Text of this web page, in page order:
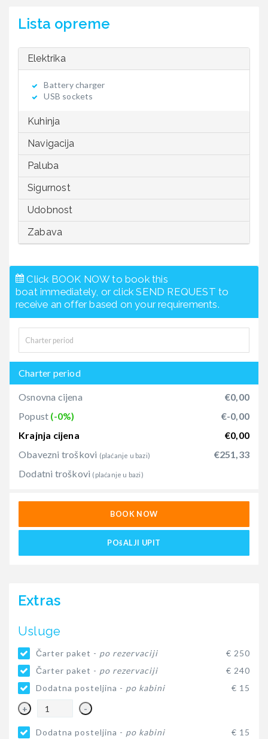
Lista opreme
Elektrika
Battery charger
USB sockets
Kuhinja
Navigacija
Paluba
Sigurnost
Udobnost
Zabava
Click BOOK NOW to book this
boat immediately, or click SEND REQUEST to
receive an offer based on your requirements.
Charter period
Osnovna cijena
€0,00
Popust (-0%)
€-0,00
Krajnja cijena
€0,00
Obavezni troškovi (plaćanje u bazi)
€251,33
Dodatni troškovi (plaćanje u bazi)
BOOK NOW
POšALJI UPIT
Extras
Usluge
Čarter paket - po rezervaciji
€ 250
Čarter paket - po rezervaciji
€ 240
Dodatna posteljina - po kabini € 15
+ -
Dodatna posteljina - po kabini € 15